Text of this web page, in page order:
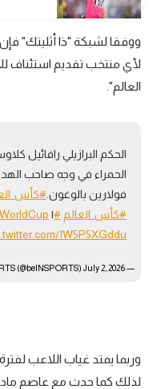
كويز في الجول
فيديو في الجول
ووفقا لشبكة "ذا أثليتك"
لأي منتخب تقديم
العالم".
الحمراء في وجه صاحب
فولارين بالوغون.
#كأس_العالم #FIFAWorldCup2026
|
IW5P5XGddu
— beIN SPORTS (@beINSPORTS)
July 2, 2026
وربما يمتد غياب اللاعب